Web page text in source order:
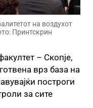
на воздухот
Принтскрин
– Скопје,
врз база на
построги
за сите